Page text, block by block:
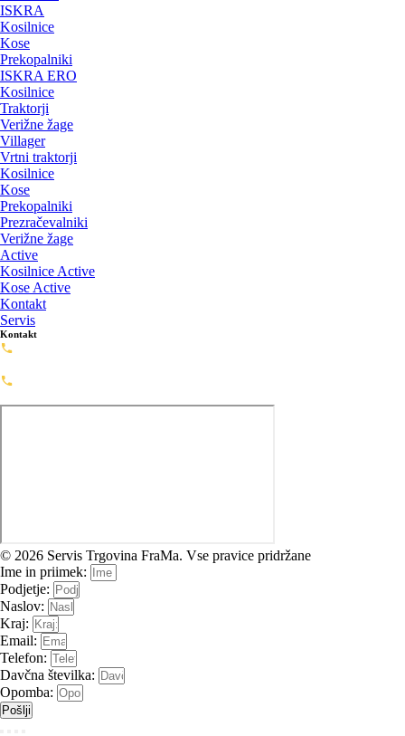
ISKRA
Kosilnice
Kose
Prekopalniki
ISKRA ERO
Kosilnice
Traktorji
Verižne žage
Villager
Vrtni traktorji
Kosilnice
Kose
Prekopalniki
Prezračevalniki
Verižne žage
Active
Kosilnice Active
Kose Active
Kontakt
Servis
Kontakt
© 2026 Servis Trgovina FraMa. Vse pravice pridržane
Ime in priimek:
Podjetje:
Naslov:
Kraj:
Email:
Telefon:
Davčna številka:
Opomba:
Pošlji